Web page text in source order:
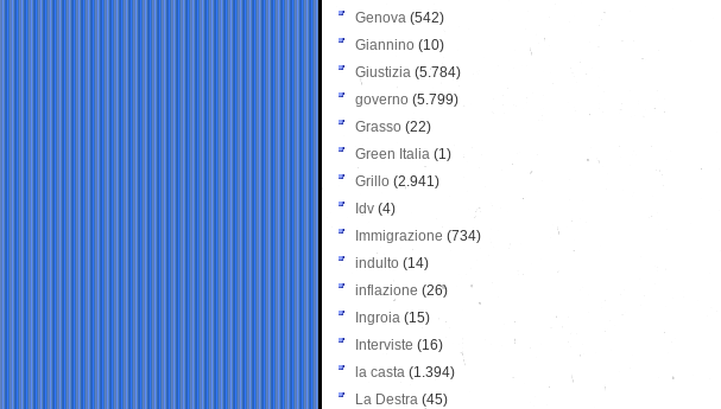
Genova (542)
Giannino (10)
Giustizia (5.784)
governo (5.799)
Grasso (22)
Green Italia (1)
Grillo (2.941)
Idv (4)
Immigrazione (734)
indulto (14)
inflazione (26)
Ingroia (15)
Interviste (16)
la casta (1.394)
La Destra (45)